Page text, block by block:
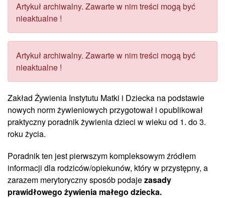
Artykuł archiwalny. Zawarte w nim treści mogą być
nieaktualne !
Artykuł archiwalny. Zawarte w nim treści mogą być
nieaktualne !
Zakład Żywienia Instytutu Matki i Dziecka na podstawie
nowych norm żywieniowych przygotował i opublikował
praktyczny poradnik żywienia dzieci w wieku od 1. do 3.
roku życia.
Poradnik ten jest pierwszym kompleksowym źródłem
informacji dla rodziców/opiekunów, który w przystępny, a
zarazem merytoryczny sposób podajezasady
prawidłowego żywienia małego dziecka.